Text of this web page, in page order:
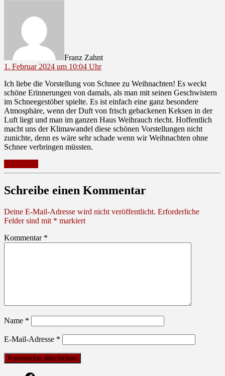
Franz Zahnt
1. Februar 2024 um 10:04 Uhr
Ich liebe die Vorstellung von Schnee zu Weihnachten! Es weckt
schöne Erinnerungen von damals, als man mit seinen Geschwistern
im Schneegestöber spielte. Es ist einfach eine ganz besondere
Atmosphäre, wenn der Duft von frisch gebackenen Keksen in der
Luft liegt und man im ganzen Haus Weihrauch riecht. Hoffentlich
macht uns der Klimawandel diese schönen Vorstellungen nicht
zunichte, denn es wäre sehr schade wenn wir Weihnachten ohne
Schnee verbringen müssten.
Schreibe einen Kommentar
Deine E-Mail-Adresse wird nicht veröffentlicht. Erforderliche
Felder sind mit * markiert
Kommentar *
Name *
E-Mail-Adresse *